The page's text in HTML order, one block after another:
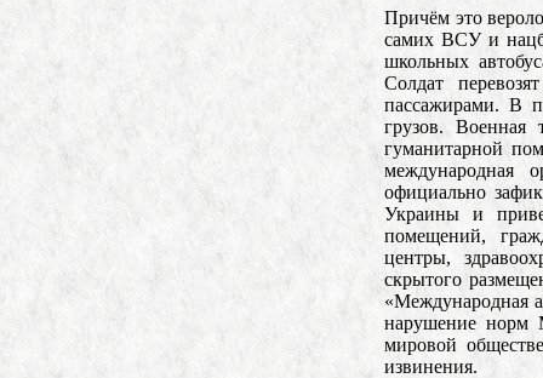
Причём это
самих ВСУ и
школьных
Солдат
пассажирами. В
грузов. Военная
гуманитарной
международная
официально
Украины и
помещений,
центры,
скрытого
«Международная
нарушение норм
мировой
извинения.